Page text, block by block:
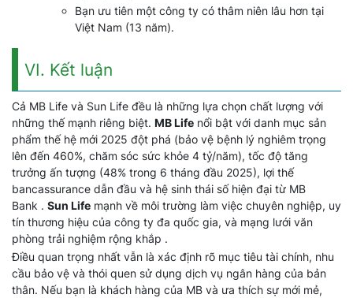
Bạn ưu tiên một công ty có thâm niên lâu hơn tại
Việt Nam (13 năm).
VI. Kết luận
Cả MB Life và Sun Life đều là những lựa chọn chất lượng với
những thế mạnh riêng biệt. MB Life nổi bật với danh mục sản
phẩm thế hệ mới 2025 đột phá (bảo vệ bệnh lý nghiêm trọng
lên đến 460%, chăm sóc sức khỏe 4 tỷ/năm), tốc độ tăng
trưởng ấn tượng (48% trong 6 tháng đầu 2025), lợi thế
bancassurance dẫn đầu và hệ sinh thái số hiện đại từ MB
Bank . Sun Life mạnh về môi trường làm việc chuyên nghiệp, uy
tín thương hiệu của công ty đa quốc gia, và mạng lưới văn
phòng trải nghiệm rộng khắp .
Điều quan trọng nhất vẫn là xác định rõ mục tiêu tài chính, nhu
cầu bảo vệ và thói quen sử dụng dịch vụ ngân hàng của bản
thân. Nếu bạn là khách hàng của MB và ưa thích sự mới mẻ,